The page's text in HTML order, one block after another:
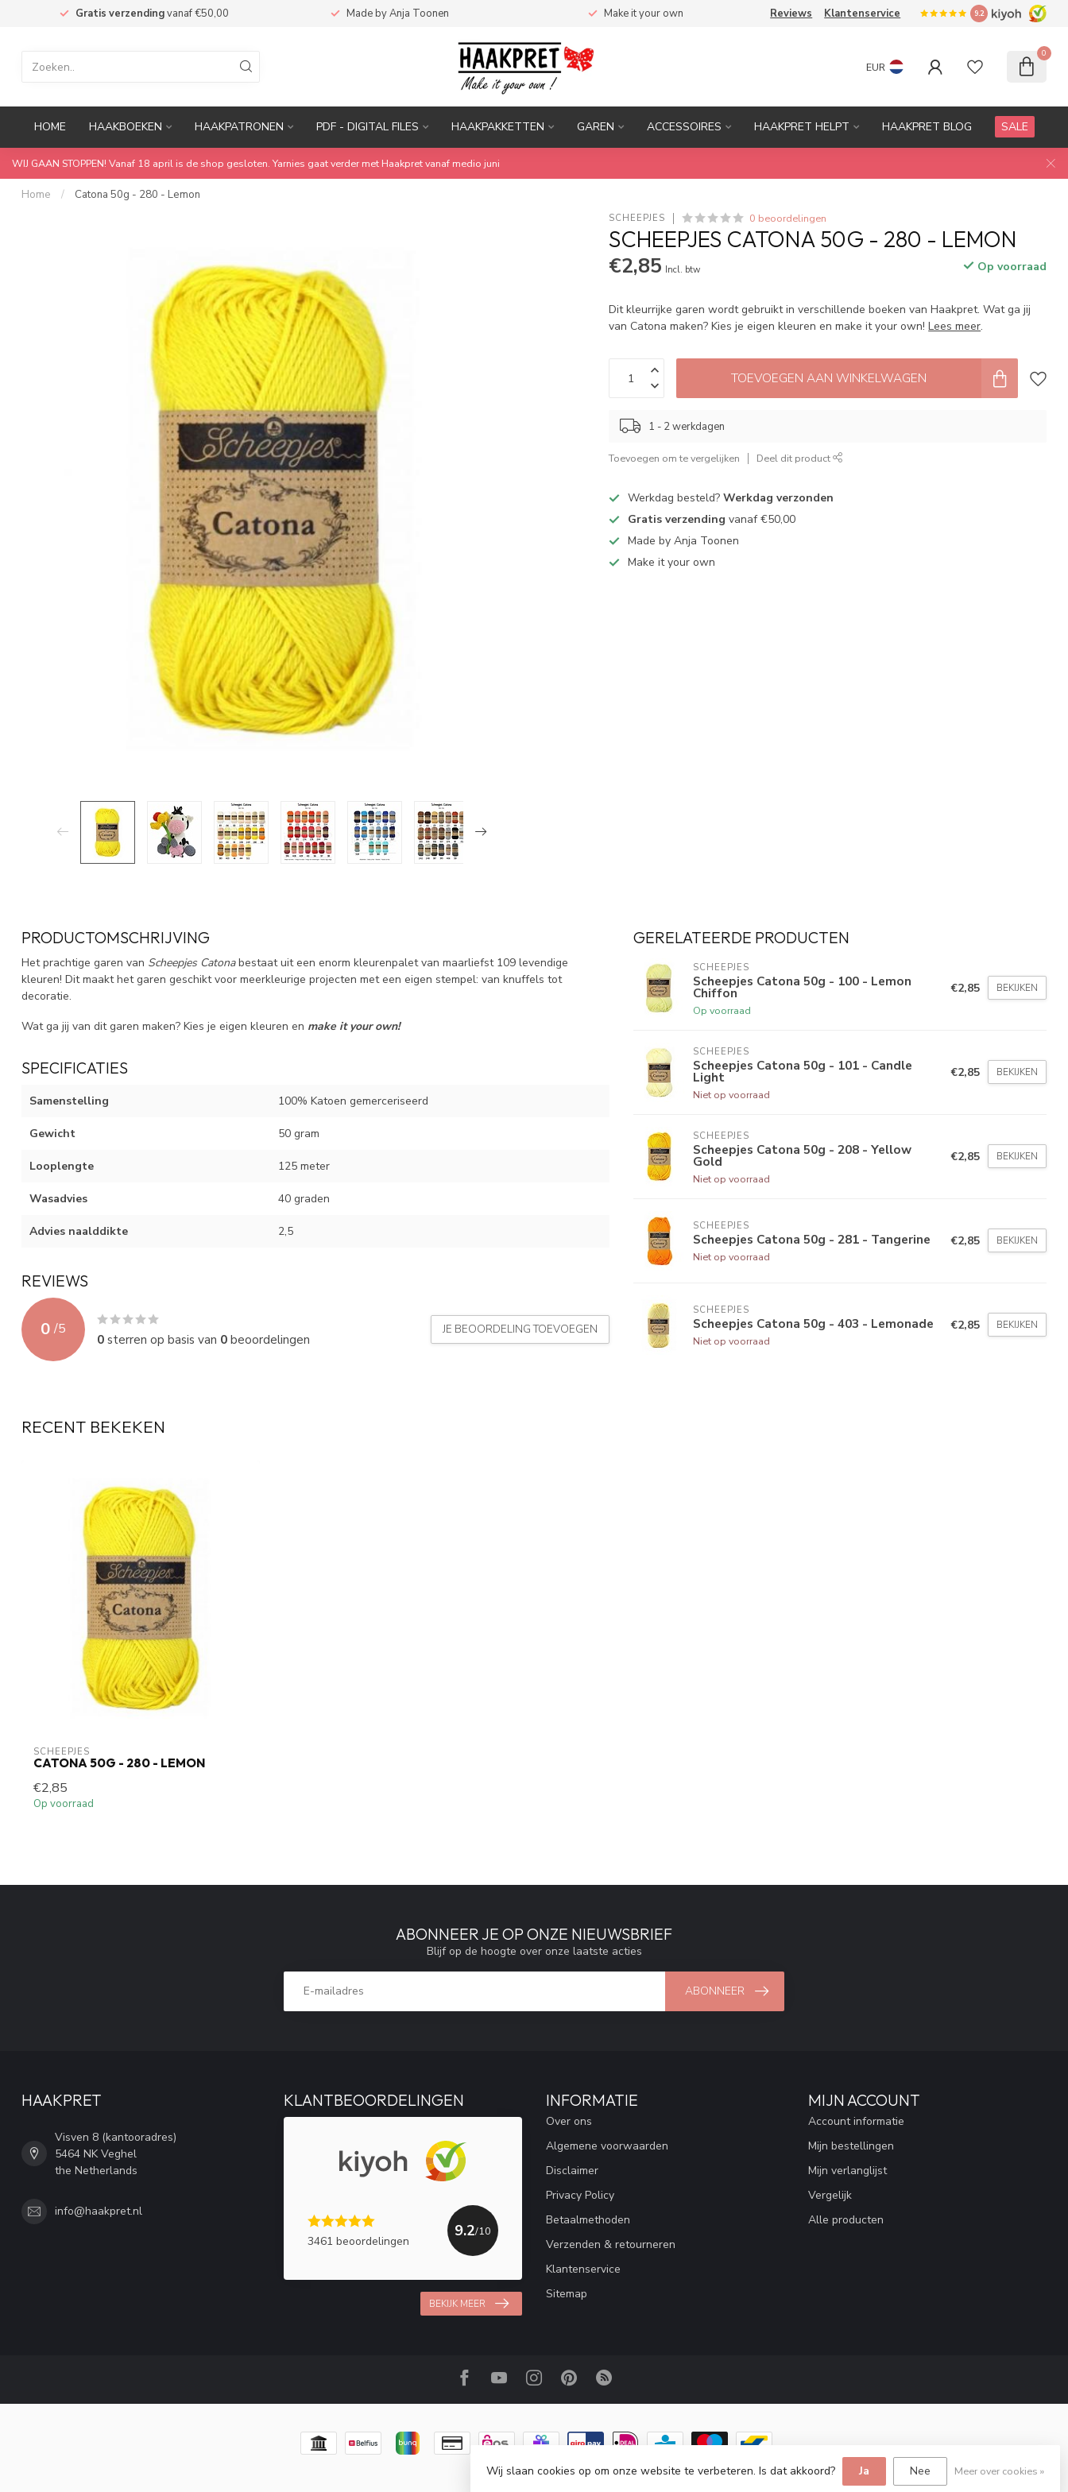
Gratis verzendingvanaf €50,00 Made by Anja Toonen Make it your own Reviews Klantenservice 9.2
EUR
0
HOME HAAKBOEKEN HAAKPATRONEN PDF - DIGITAL FILES HAAKPAKKETTEN GAREN ACCESSOIRES HAAKPRET HELPT HAAKPRET BLOG SALE
WIJ GAAN STOPPEN! Vanaf 18 april is de shop gesloten. Yarnies gaat verder met Haakpret vanaf medio juni
Home / Catona 50g - 280 - Lemon
SCHEEPJES 0 beoordelingen
SCHEEPJES CATONA 50G - 280 - LEMON
€2,85 Incl. btw Op voorraad
Dit kleurrijke garen wordt gebruikt in verschillende boeken van Haakpret. Wat ga jij
van Catona maken? Kies je eigen kleuren en make it your own!Lees meer.
TOEVOEGEN AAN WINKELWAGEN
1 - 2 werkdagen
Toevoegen om te vergelijken Deel dit product
Werkdag besteld?Werkdag verzonden
Gratis verzending vanaf €50,00
Made by Anja Toonen
Make it your own
PRODUCTOMSCHRIJVING
Het prachtige garen van Scheepjes Catonabestaat uit een enorm kleurenpalet van maarliefst 109 levendige
kleuren! Dit maakt het garen geschikt voor meerkleurige projecten met een eigen stempel: van knuffels tot
decoratie.
Wat ga jij van dit garen maken? Kies je eigen kleuren en make it your own!
SPECIFICATIES
Samenstelling 100% Katoen gemerceriseerd
Gewicht 50 gram
Looplengte 125 meter
Wasadvies 40 graden
Advies naalddikte 2,5
REVIEWS
0 /5
0sterren op basis van 0beoordelingen
JE BEOORDELING TOEVOEGEN
GERELATEERDE PRODUCTEN
SCHEEPJES
Scheepjes Catona 50g - 100 - Lemon
Chiffon
Op voorraad
€2,85 BEKIJKEN
SCHEEPJES
Scheepjes Catona 50g - 101 - Candle
Light
Niet op voorraad
€2,85 BEKIJKEN
SCHEEPJES
Scheepjes Catona 50g - 208 - Yellow
Gold
Niet op voorraad
€2,85 BEKIJKEN
SCHEEPJES
Scheepjes Catona 50g - 281 - Tangerine
Niet op voorraad
€2,85 BEKIJKEN
SCHEEPJES
Scheepjes Catona 50g - 403 - Lemonade
Niet op voorraad
€2,85 BEKIJKEN
RECENT BEKEKEN
SCHEEPJES
CATONA 50G - 280 - LEMON
€2,85
Op voorraad
ABONNEER JE OP ONZE NIEUWSBRIEF
Blijf op de hoogte over onze laatste acties
ABONNEER
HAAKPRET
Visven 8 (kantooradres)
5464 NK Veghel
the Netherlands
info@haakpret.nl
KLANTBEOORDELINGEN
3461 beoordelingen
9.2/10
BEKIJK MEER
INFORMATIE
Over ons
Algemene voorwaarden
Disclaimer
Privacy Policy
Betaalmethoden
Verzenden & retourneren
Klantenservice
Sitemap
MIJN ACCOUNT
Account informatie
Mijn bestellingen
Mijn verlanglijst
Vergelijk
Alle producten
© Copyright 2026 Haakpret
Wij slaan cookies op om onze website te verbeteren. Is dat akkoord? Ja Nee Meer over cookies »